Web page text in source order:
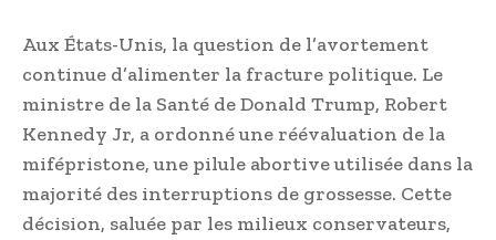
Aux États-Unis, la question de l’avortement
continue d’alimenter la fracture politique. Le
ministre de la Santé de Donald Trump, Robert
Kennedy Jr, a ordonné une réévaluation de la
mifépristone, une pilule abortive utilisée dans la
majorité des interruptions de grossesse. Cette
décision, saluée par les milieux conservateurs,